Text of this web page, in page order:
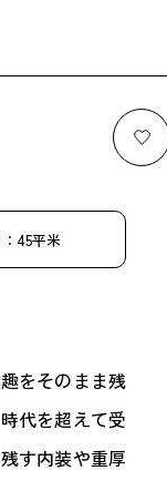
45平米
をそのまま残
代を超えて受
す内装や重厚